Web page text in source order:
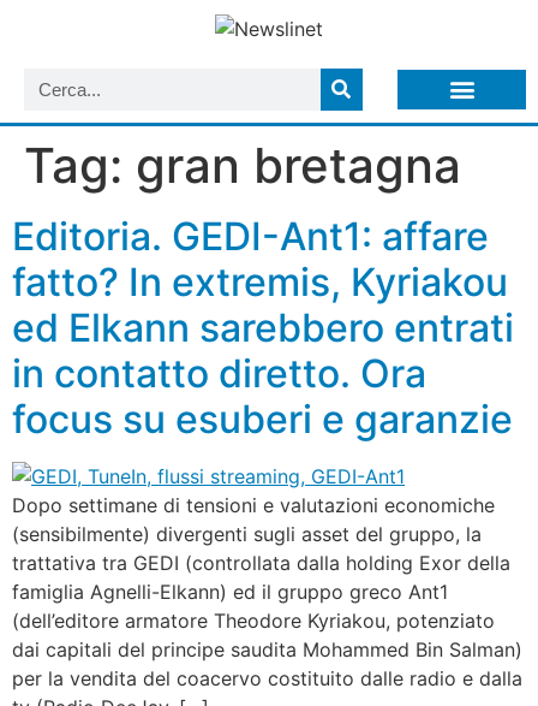
Tag: gran bretagna
Editoria. GEDI-Ant1: affare
fatto? In extremis, Kyriakou
ed Elkann sarebbero entrati
in contatto diretto. Ora
focus su esuberi e garanzie
Dopo settimane di tensioni e valutazioni economiche
(sensibilmente) divergenti sugli asset del gruppo, la
trattativa tra GEDI (controllata dalla holding Exor della
famiglia Agnelli-Elkann) ed il gruppo greco Ant1
(dell’editore armatore Theodore Kyriakou, potenziato
dai capitali del principe saudita Mohammed Bin Salman)
per la vendita del coacervo costituito dalle radio e dalla